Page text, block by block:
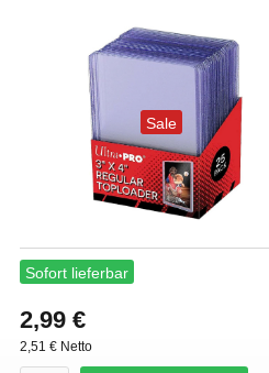
Sale
Sofort lieferbar
2,99 €
2,51 € Netto